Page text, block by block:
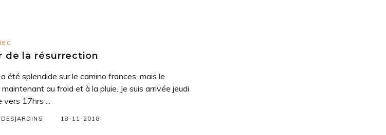
de la résurrection
a été splendide sur le camino frances, mais le
au froid et à la pluie. Je suis arrivée jeudi
17hrs ...
18-11-2018